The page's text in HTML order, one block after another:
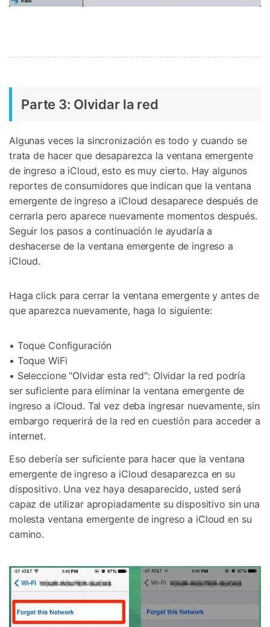
Parte 3: Olvidar la red
Algunas veces la sincronización es todo y cuando se
trata de hacer que desaparezca la ventana emergente
de ingreso a iCloud, esto es muy cierto. Hay algunos
reportes de consumidores que indican que la ventana
emergente de ingreso a iCloud desaparece después de
cerrarla pero aparece nuevamente momentos después.
Seguir los pasos a continuación le ayudaría a
deshacerse de la ventana emergente de ingreso a
iCloud.
Haga click para cerrar la ventana emergente y antes de
que aparezca nuevamente, haga lo siguiente:
• Toque Configuración
• Toque WiFi
• Seleccione "Olvidar esta red": Olvidar la red podría
ser suficiente para eliminar la ventana emergente de
ingreso a iCloud. Tal vez deba ingresar nuevamente, sin
embargo requerirá de la red en cuestión para acceder a
internet.
Eso debería ser suficiente para hacer que la ventana
emergente de ingreso a iCloud desaparezca en su
dispositivo. Una vez haya desaparecido, usted será
capaz de utilizar apropiadamente su dispositivo sin una
molesta ventana emergente de ingreso a iCloud en su
camino.
Controla tu teléfono con Dr.Fone
+50M usuarios y +17 años de confianza
Desbloquea, repara y protege tu teléfono
Recupera y transfiere datos fácilmente
Tecnología IA: sin conocimientos técnicos